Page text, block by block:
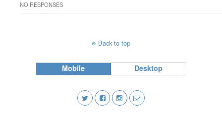
NO RESPONSES
Back to top
Mobile Desktop